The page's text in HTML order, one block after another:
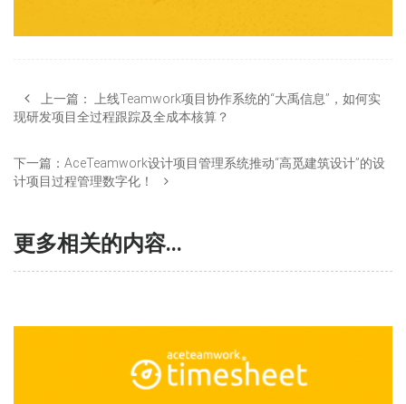
上一篇： 上线Teamwork项目协作系统的“大禹信息”，如何实
现研发项目全过程跟踪及全成本核算？
下一篇： AceTeamwork设计项目管理系统推动“高觅建筑设计”的设
计项目过程管理数字化！
更多相关的内容...